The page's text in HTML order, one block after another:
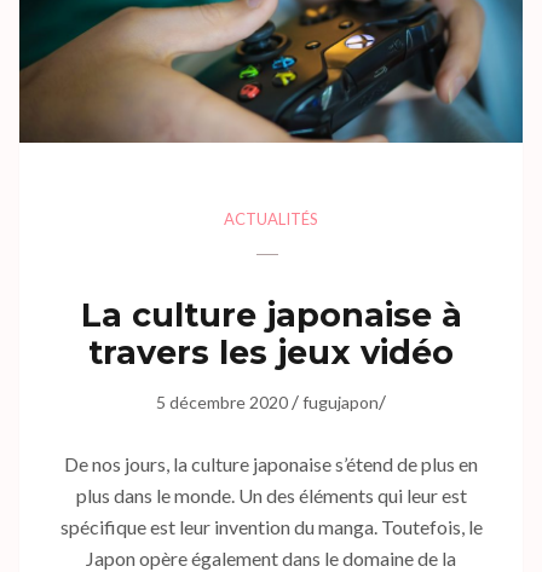
ACTUALITÉS
La culture japonaise à
travers les jeux vidéo
5 décembre 2020 /fugujapon/
De nos jours, la culture japonaise s’étend de plus en
plus dans le monde. Un des éléments qui leur est
spécifique est leur invention du manga. Toutefois, le
Japon opère également dans le domaine de la